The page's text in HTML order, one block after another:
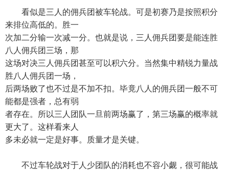
看似是三人的佣兵团被车轮战。可是初赛乃是按照积分
来排位高低的。胜一
次加二分输一次减一分。也就是说，三人佣兵团要是能连胜
八人佣兵团三场，那
这场对决三人佣兵团甚至可以积六分。当然集中精锐力量战
胜八人佣兵团一场，
后两场败了也不过是不加不扣。毕竟八人的佣兵团一般不可
能都是强者，总有弱
者存在。所以三人团队一旦前两场赢了，第三场赢的概率就
更大了。这样看来人
多未必就一定是好事。质量才是关键。
不过车轮战对于人少团队的消耗也不容小觑，很可能战